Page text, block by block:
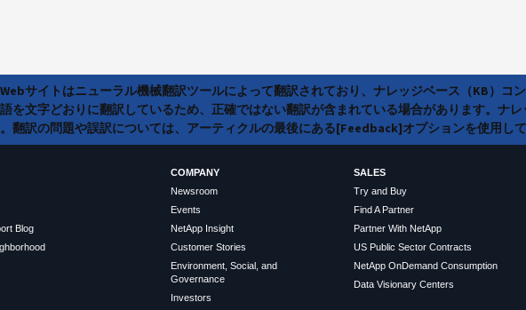
サイトはニューラル機械翻訳ツールによって翻訳されており、ナレッジベース（KB）
を文字どおりに翻訳しているため、正確ではない翻訳が含まれている場合があります。ナ
翻訳の問題や誤訳については、アーティクルの最後にある[Feedback]オプションを使用して
Blog
COMPANY
Newsroom
Events
NetApp Insight
Customer Stories
Environment, Social, and
Governance
Investors
SALES
Try and Buy
Find A Partner
Partner With NetApp
US Public Sector Contracts
NetApp OnDemand Consumption
Data Visionary Centers